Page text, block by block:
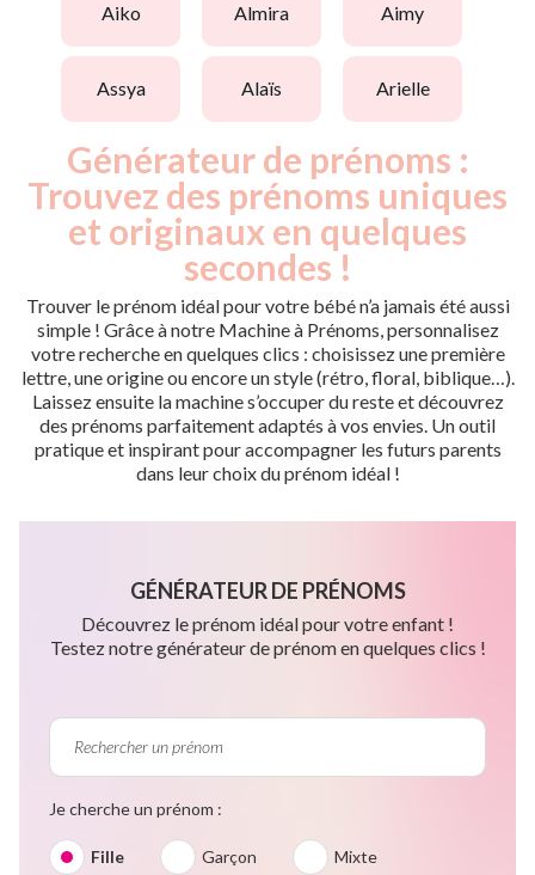
aiko almira aimy
assya alaïs arielle
Générateur de prénoms :
Trouvez des prénoms uniques
et originaux en quelques
secondes !
Trouver le prénom idéal pour votre bébé n’a jamais été aussi
simple ! Grâce à notre Machine à Prénoms, personnalisez
votre recherche en quelques clics : choisissez une première
lettre, une origine ou encore un style (rétro, floral, biblique…).
Laissez ensuite la machine s’occuper du reste et découvrez
des prénoms parfaitement adaptés à vos envies. Un outil
pratique et inspirant pour accompagner les futurs parents
dans leur choix du prénom idéal !
GÉNÉRATEUR DE PRÉNOMS
Découvrez le prénom idéal pour votre enfant !
Testez notre générateur de prénom en quelques clics !
Je cherche un prénom :
Fille Garçon Mixte